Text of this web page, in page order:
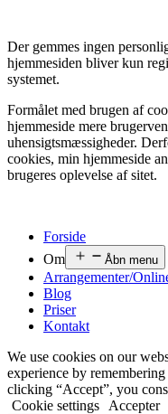
Der gemmes ingen
hjemmesiden bliver kun
systemet.
Formålet med brugen af
hjemmeside mere
uhensigtsmæssigheder.
cookies, min hjemmeside
brugeres oplevelse af sitet.
Forside
Om
Åbn menu
Arrangementer/
Blog
Priser
Kontakt
We use cookies on our
experience by
clicking “Accept”, you
Cookie settings
Accepter